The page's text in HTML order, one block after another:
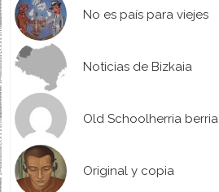
No es país para viejes
Noticias de Bizkaia
Old Schoolherria berria
Original y copia